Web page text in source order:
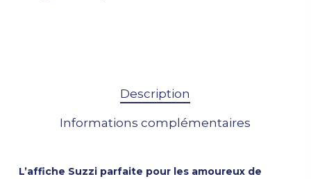
Description
Informations complémentaires
L’affiche Suzziparfaite pour les amoureux de